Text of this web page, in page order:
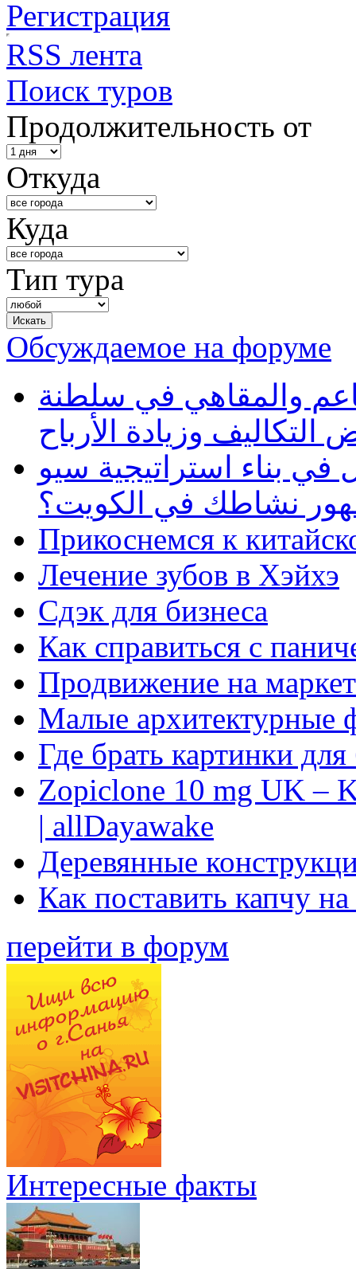
Регистрация
RSS лента
Поиск туров
Продолжительность от
Откуда
Куда
Тип тура
Обсуждаемое на форуме
والمقاهي في سلطنة
وزيادة الأرباح
بناء استراتيجية سيو
نشاطك في الكويت؟
Прикоснемся к
Лечение зубов в Хэйхэ
Сдэк для бизнеса
Как справиться с
Продвижение на
Малые архитектурные
Где брать картинки
Zopiclone 10 mg UK –
| allDayawake
Деревянные
Как поставить капчу
перейти в форум
Интересные факты